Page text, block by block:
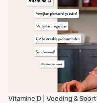
Vitamine D | Voeding & Sport